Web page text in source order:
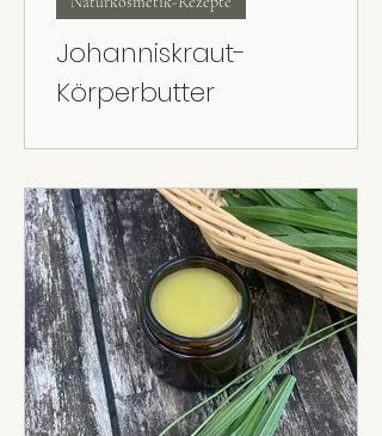
Johanniskraut-
Körperbutter
Rezept für trockene Haut.